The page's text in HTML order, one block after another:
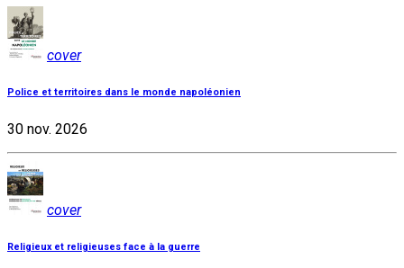
cover
Police et territoires dans le monde napoléonien
30 nov. 2026
cover
Religieux et religieuses face à la guerre